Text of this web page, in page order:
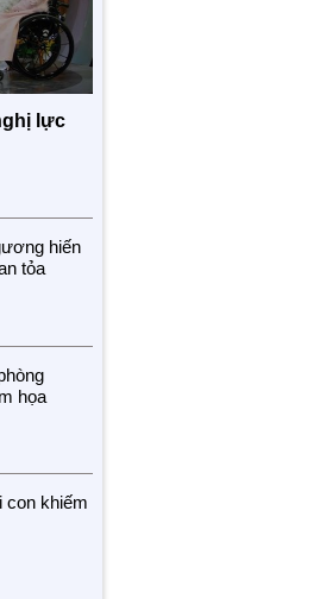
lực
hiến
tỏa
họa
con khiếm